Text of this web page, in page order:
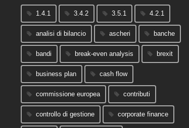
1.4.1 3.4.2 3.5.1 4.2.1
analisi di bilancio ascheri banche
bandi break-even analysis brexit
business plan cash flow
commissione europea contributi
controllo di gestione corporate finance